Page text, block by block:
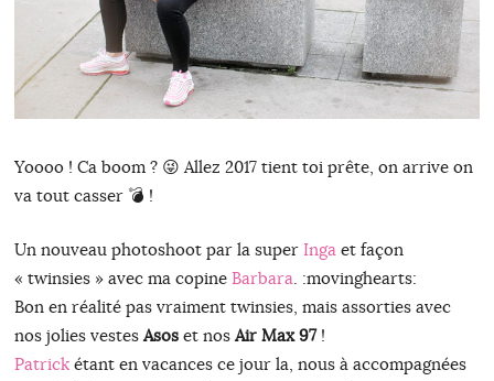
Yoooo ! Ca boom ? 😜 Allez 2017 tient toi prête, on arrive on
va tout casser 💣 !
Un nouveau photoshoot par la super Ingaet façon
« twinsies » avec ma copine Barbara. :movinghearts:
Bon en réalité pas vraiment twinsies, mais assorties avec
nos jolies vestes Asoset nos Air Max 97!
Patrickétant en vacances ce jour la, nous à accompagnées